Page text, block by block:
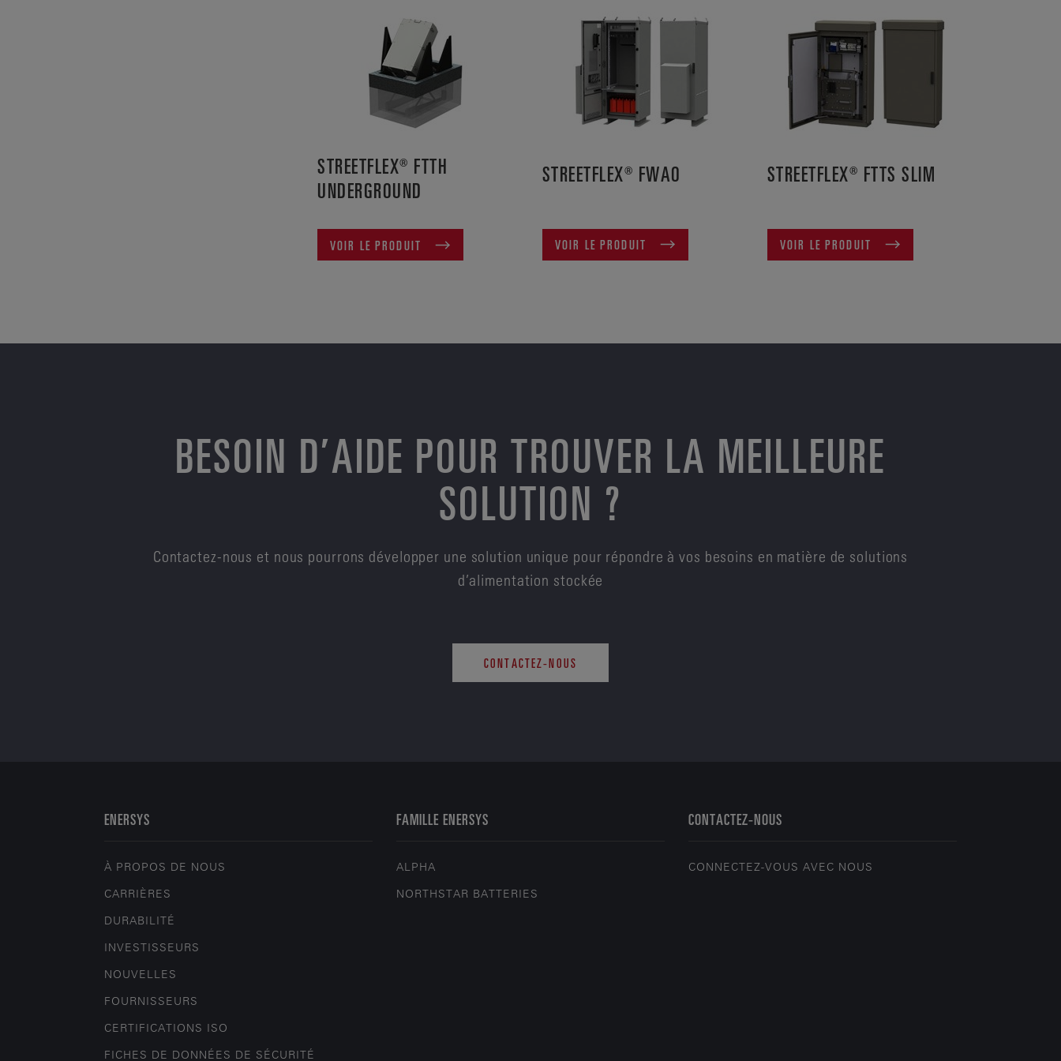
STREETFLEX® FTTH
UNDERGROUND
VOIR LE PRODUIT
STREETFLEX® FWAO
VOIR LE PRODUIT
STREETFLEX® FTTS SLIM
VOIR LE PRODUIT
BESOIN D’AIDE POUR TROUVER LA MEILLEURE
SOLUTION ?
Contactez-nous et nous pourrons développer une solution unique pour répondre à vos besoins en matière de solutions
d’alimentation stockée
CONTACTEZ-NOUS
ENERSYS
À PROPOS DE NOUS
CARRIÈRES
DURABILITÉ
INVESTISSEURS
NOUVELLES
FOURNISSEURS
CERTIFICATIONS ISO
FICHES DE DONNÉES DE SÉCURITÉ
FAMILLE ENERSYS
ALPHA
NORTHSTAR BATTERIES
CONTACTEZ-NOUS
CONNECTEZ-VOUS AVEC NOUS